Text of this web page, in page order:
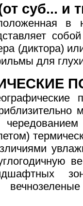
суб... и
в
(диктора)
для